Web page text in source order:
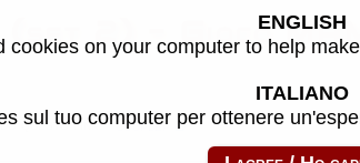
(set 2) - Gioco
questo link: couplep
ENGLISH
cookies on your computer to help
ITALIANO
sul tuo computer per ottenere